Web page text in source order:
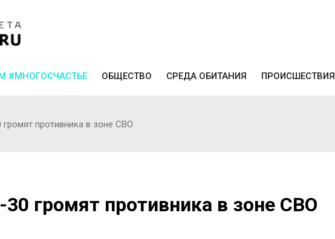
#МНОГОСЧАСТЬЕ ОБЩЕСТВО СРЕДА ОБИТАНИЯ ПРОИСШЕСТВИЯ
противника в зоне СВО
громят противника в зоне СВО